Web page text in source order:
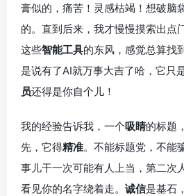
膏似的，痛苦！灵感枯竭！想破脑
的。直到后来，我才慢慢摸索出点
这些智能工具的东风，感觉总算找
是说有了AI就万事大吉了哈，它只
员还得是你自个儿！
我的经验告诉我，一个吸睛的标题
先，它得精准。不能标题党，不能
事儿干一次可能有人上当，第二次
看见你的名字绕着走。 诚信是基石